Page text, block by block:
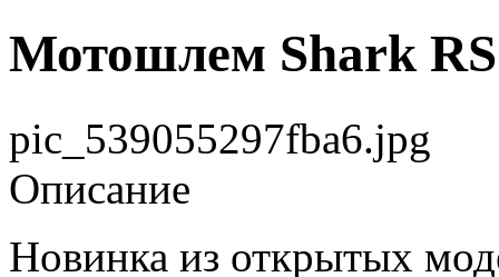
Мотошлем Shark
pic_539055297fba6.jpg
Описание
Новинка из открытых